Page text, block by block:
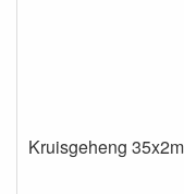
Kruisgeheng